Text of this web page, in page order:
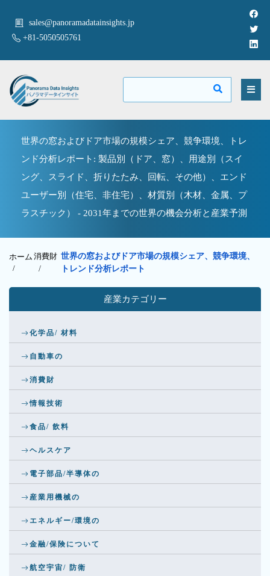
sales@panoramadatainsights.jp
+81-5050505761
世界の窓およびドア市場の規模シェア、競争環境、トレ
ンド分析レポート: 製品別（ドア、窓）、用途別（スイ
ング、スライド、折りたたみ、回転、その他）、エンド
ユーザー別（住宅、非住宅）、材質別（木材、金属、プ
ラスチック） - 2031年までの世界の機会分析と産業予測
ホーム
/
消費財
/
世界の窓およびドア市場の規模シェア、競争環境、
トレンド分析レポート
産業カテゴリー
化学品/ 材料
自動車の
消費財
情報技術
食品/ 飲料
ヘルスケア
電子部品/半導体の
産業用機械の
エネルギー/環境の
金融/保険について
航空宇宙/ 防衛